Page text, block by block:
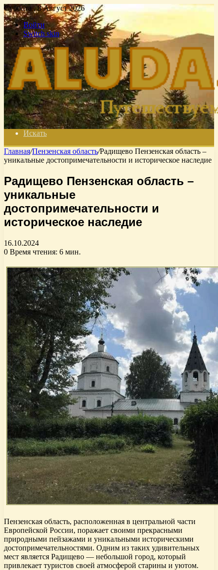
Суббота , 8 Август 2026
Войти
Switch skin
Искать
Главная/Пензенская область/Радищево Пензенская область –
уникальные достопримечательности и историческое наследие
Радищево Пензенская область –
уникальные
достопримечательности и
историческое наследие
16.10.2024
0 Время чтения: 6 мин.
Пензенская область, расположенная в центральной части
Европейской России, поражает своими прекрасными
природными пейзажами и уникальными историческими
достопримечательностями. Одним из таких удивительных
мест является Радищево — небольшой город, который
привлекает туристов своей атмосферой старины и уютом.